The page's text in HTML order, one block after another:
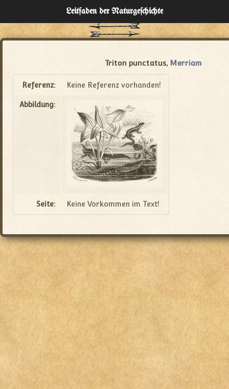
Leitfaden der Naturgeſchichte
Home
Über
Administration
Triton punctatus, Merriam
Referenz: Keine Referenz vorhanden!
Abbildung:
Seite: Keine Vorkommen im Text!